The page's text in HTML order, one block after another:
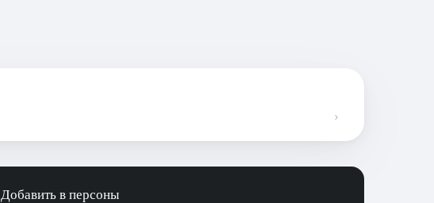
Добавить в персоны